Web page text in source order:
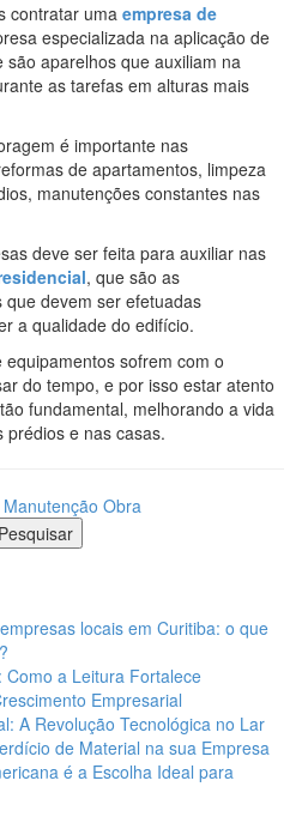
contratar uma empresa de
especializada na aplicação de
aparelhos que auxiliam na
as tarefas em alturas mais
é importante nas
de apartamentos, limpeza
manutenções constantes nas
deve ser feita para auxiliar nas
, que são as
devem ser efetuadas
a qualidade do edifício.
sofrem com o
do tempo, e por isso estar atento
fundamental, melhorando a vida
e nas casas.
Manutenção Obra
locais em Curitiba: o que
Como a Leitura Fortalece
Empresarial
A Revolução Tecnológica no Lar
de Material na sua Empresa
é a Escolha Ideal para